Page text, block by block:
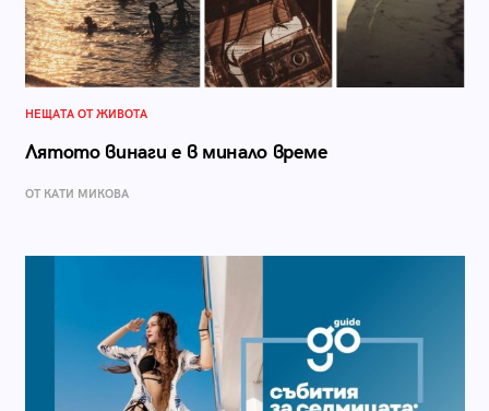
НЕЩАТА ОТ ЖИВОТА
Лятото винаги е в минало време
ОТ КАТИ МИКОВА